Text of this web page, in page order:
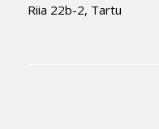
Riia 22b-2, Tartu